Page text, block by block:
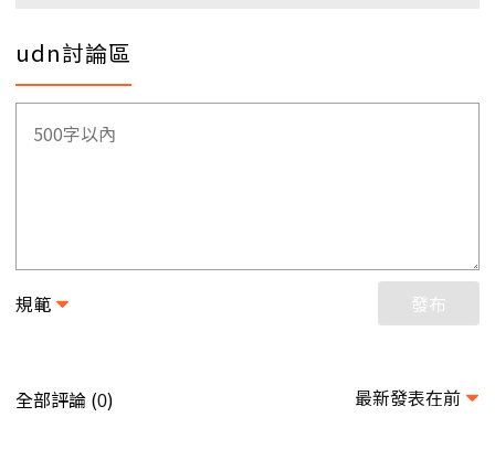
udn討論區
規範 發布
全部評論 (0) 最新發表在前